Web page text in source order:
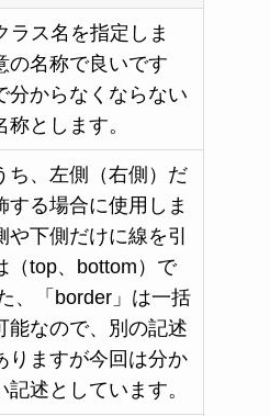
ラス名を指定しま
の名称で良いです
分からなくならない
称とします。
ち、左側（右側）だ
する場合に使用しま
や下側だけに線を引
（top、bottom）で
、「border」は一括
能なので、別の記述
りますが今回は分か
記述としています。